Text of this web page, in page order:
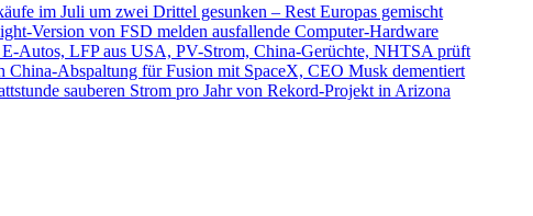
im Juli um zwei Drittel gesunken – Rest Europas gemischt
Version von FSD melden ausfallende Computer-Hardware
Autos, LFP aus USA, PV-Strom, China-Gerüchte, NHTSA prüft
China-Abspaltung für Fusion mit SpaceX, CEO Musk dementiert
sauberen Strom pro Jahr von Rekord-Projekt in Arizona